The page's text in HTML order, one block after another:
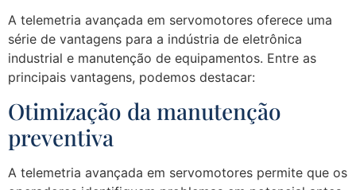
A telemetria avançada em servomotores oferece uma
série de vantagens para a indústria de eletrônica
industrial e manutenção de equipamentos. Entre as
principais vantagens, podemos destacar:
Otimização da manutenção
preventiva
A telemetria avançada em servomotores permite que os